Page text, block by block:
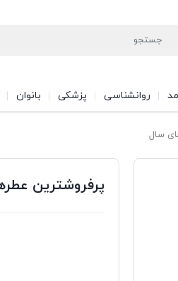
روانشناسی پزشکی بانوان
سال
پرفروشترین